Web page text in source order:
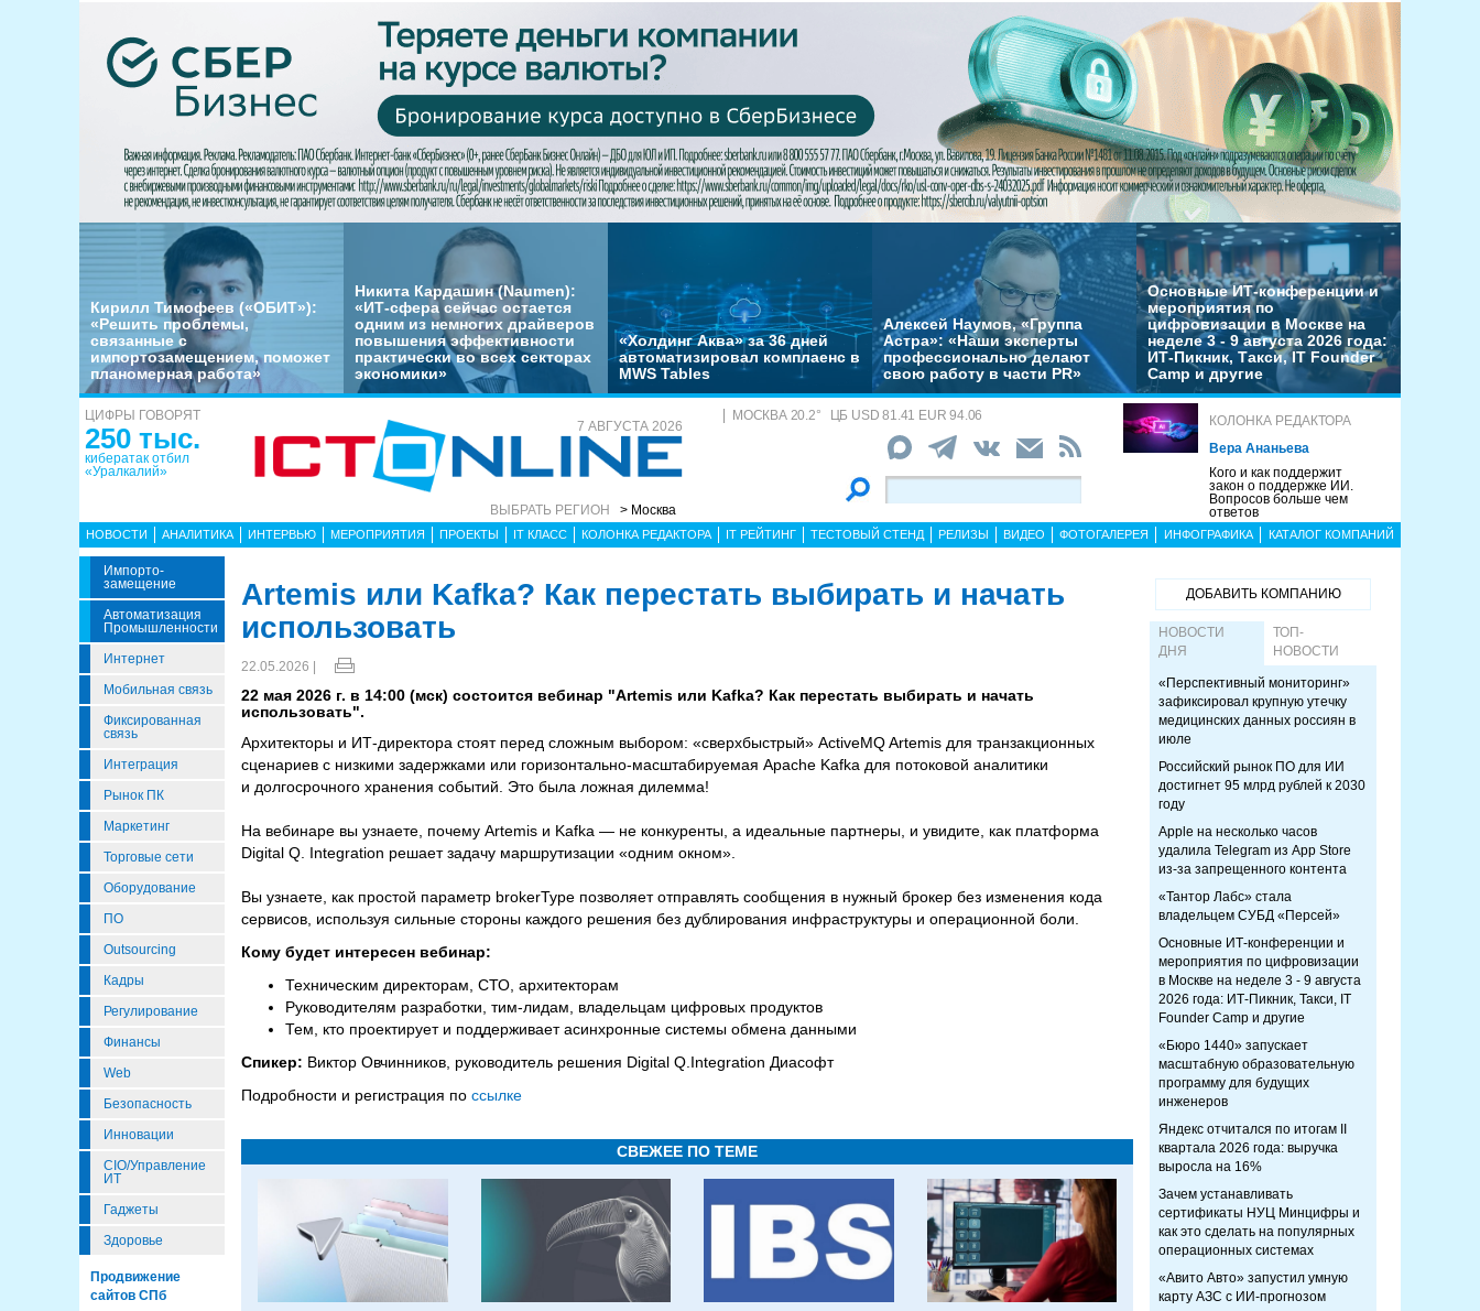
Кирилл Тимофеев («ОБИТ»):
«Решить проблемы,
связанные с
импортозамещением, поможет
планомерная работа»
Никита Кардашин (Naumen):
«ИТ-сфера сейчас остается
одним из немногих драйверов
повышения эффективности
практически во всех секторах
экономики»
«Холдинг Аква» за 36 дней
автоматизировал комплаенс в
MWS Tables
Алексей Наумов, «Группа
Астра»: «Наши эксперты
профессионально делают
свою работу в части PR»
Основные ИТ-конференции и
мероприятия по
цифровизации в Москве на
неделе 3 - 9 августа 2026 года:
ИТ-Пикник, Такси, IT Founder
Camp и другие
ЦИФРЫ ГОВОРЯТ
250 тыс.
кибератак отбил
«Уралкалий»
7 АВГУСТА 2026
ВЫБРАТЬ РЕГИОН > Москва
МОСКВА 20.2° ЦБ USD 81.41 EUR 94.06
КОЛОНКА РЕДАКТОРА
Вера Ананьева
Кого и как поддержит
закон о поддержке ИИ.
Вопросов больше чем
ответов
НОВОСТИ АНАЛИТИКА ИНТЕРВЬЮ МЕРОПРИЯТИЯ ПРОЕКТЫ IT КЛАСС КОЛОНКА РЕДАКТОРА IT РЕЙТИНГ ТЕСТОВЫЙ СТЕНД РЕЛИЗЫ ВИДЕО ФОТОГАЛЕРЕЯ ИНФОГРАФИКА КАТАЛОГ КОМПАНИЙ
Импорто­
Замещение
Автоматизация
Промышленности
Интернет
Мобильная связь
Фиксированная
связь
Интеграция
Рынок ПК
Маркетинг
Торговые сети
Оборудование
ПО
Outsourcing
Кадры
Регулирование
Финансы
Web
Безопасность
Инновации
CIO/Управление
ИТ
Гаджеты
Здоровье
Продвижение
сайтов СПб
Artemis или Kafka? Как перестать выбирать и начать
использовать
22.05.2026 |
22 мая 2026 г. в 14:00 (мск) состоится вебинар "Artemis или Kafka? Как перестать выбирать и начать
использовать".
Архитекторы и ИТ-директора стоят перед сложным выбором: «сверхбыстрый» ActiveMQ Artemis для транзакционных
сценариев с низкими задержками или горизонтально-масштабируемая Apache Kafka для потоковой аналитики
и долгосрочного хранения событий. Это была ложная дилемма!
На вебинаре вы узнаете, почему Artemis и Kafka — не конкуренты, а идеальные партнеры, и увидите, как платформа
Digital Q. Integration решает задачу маршрутизации «одним окном».
Вы узнаете, как простой параметр brokerType позволяет отправлять сообщения в нужный брокер без изменения кода
сервисов, используя сильные стороны каждого решения без дублирования инфраструктуры и операционной боли.
Кому будет интересен вебинар:
Техническим директорам, СТО, архитекторам
Руководителям разработки, тим-лидам, владельцам цифровых продуктов
Тем, кто проектирует и поддерживает асинхронные системы обмена данными
Спикер: Виктор Овчинников, руководитель решения Digital Q.Integration Диасофт
Подробности и регистрация по ссылке
СВЕЖЕЕ ПО ТЕМЕ
ДОБАВИТЬ КОМПАНИЮ
НОВОСТИ
ДНЯ
ТОП-
НОВОСТИ
«Перспективный мониторинг»
зафиксировал крупную утечку
медицинских данных россиян в
июле
Российский рынок ПО для ИИ
достигнет 95 млрд рублей к 2030
году
Apple на несколько часов
удалила Telegram из App Store
из-за запрещенного контента
«Тантор Лабс» стала
владельцем СУБД «Персей»
Основные ИТ-конференции и
мероприятия по цифровизации
в Москве на неделе 3 - 9 августа
2026 года: ИТ-Пикник, Такси, IT
Founder Camp и другие
«Бюро 1440» запускает
масштабную образовательную
программу для будущих
инженеров
Яндекс отчитался по итогам II
квартала 2026 года: выручка
выросла на 16%
Зачем устанавливать
сертификаты НУЦ Минцифры и
как это сделать на популярных
операционных системах
«Авито Авто» запустил умную
карту АЗС с ИИ-прогнозом